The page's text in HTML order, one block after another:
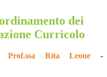
dei
Curricolo
Prof.ssa Rita Leone -